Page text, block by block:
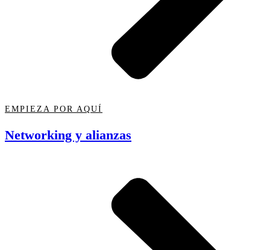
EMPIEZA POR AQUÍ
Networking y alianzas